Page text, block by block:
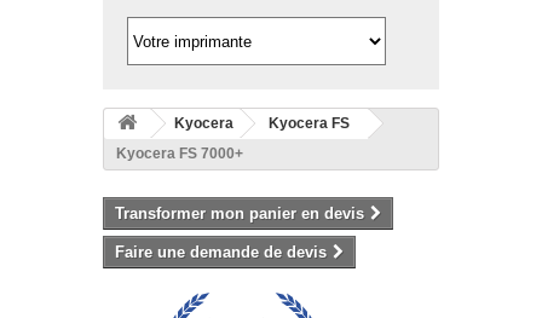
Kyocera
Kyocera FS
Kyocera FS 7000+
Transformer mon panier en devis
Faire une demande de devis